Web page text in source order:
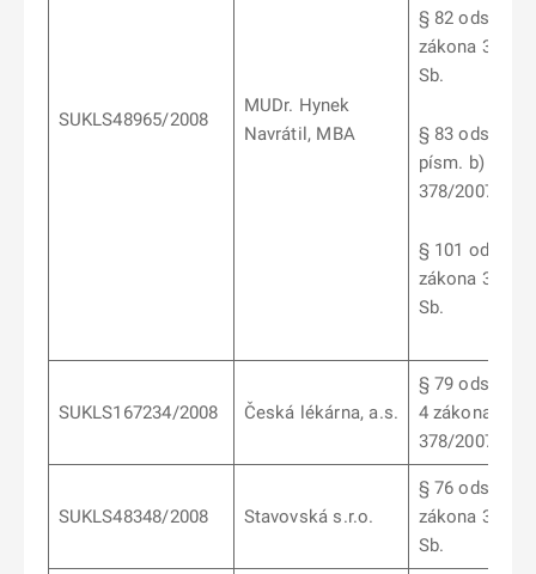
SUKLS48965/2008
MUDr. Hynek
Navrátil, MBA
§ 82 odst. 1
zákona 378/
Sb.
§ 83 odst. 5
písm. b)
378/2007 Sb.
§ 101 odst. 5
zákona 378/
Sb.
SUKLS167234/2008 Česká lékárna, a.s.
§ 79 odst.
4 zákona
378/2007 Sb.
SUKLS48348/2008 Stavovská s.r.o.
§ 76 odst. 3
zákona 378/
Sb.